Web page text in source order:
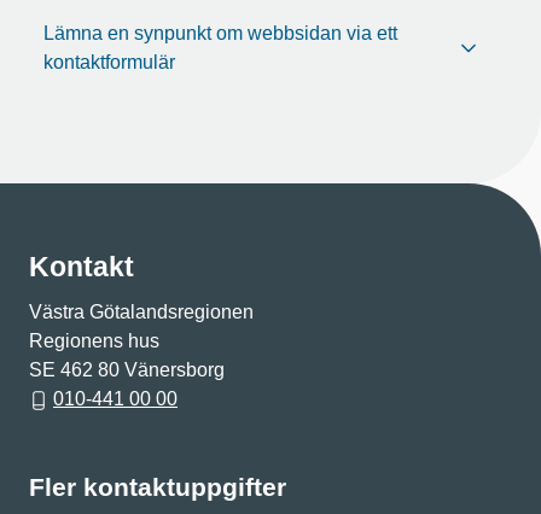
Lämna en synpunkt om webbsidan via ett
kontaktformulär
Kontakt
Västra Götalandsregionen
Regionens hus
SE 462 80 Vänersborg
010-441 00 00
Fler kontaktuppgifter